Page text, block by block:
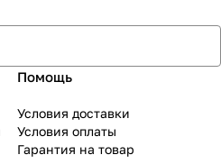
Помощь
Условия доставки
Условия оплаты
Гарантия на товар